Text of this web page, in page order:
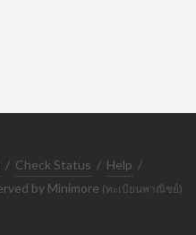
/ Check Status / Help /
by Minimore (ทะเบียนพาณิชย์)